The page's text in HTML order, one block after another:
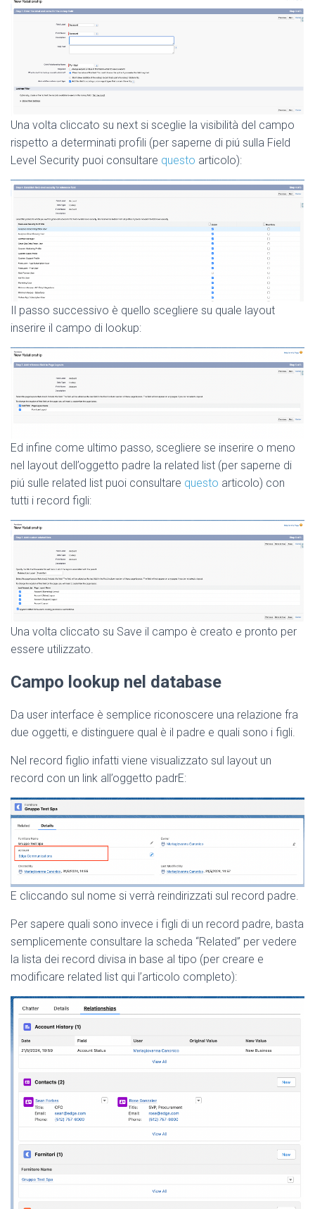
Una volta cliccato su next si sceglie la visibilità del campo
rispetto a determinati profili (per saperne di piú sulla Field
Level Security puoi consultare questo articolo):
Il passo successivo è quello scegliere su quale layout
inserire il campo di lookup:
Ed infine come ultimo passo, scegliere se inserire o meno
nel layout dell’oggetto padre la related list (per saperne di
piú sulle related list puoi consultare questo articolo) con
tutti i record figli:
Una volta cliccato su Save il campo è creato e pronto per
essere utilizzato.
Campo lookup nel database
Da user interface è semplice riconoscere una relazione fra
due oggetti, e distinguere qual è il padre e quali sono i figli.
Nel record figlio infatti viene visualizzato sul layout un
record con un link all’oggetto padrE:
E cliccando sul nome si verrà reindirizzati sul record padre.
Per sapere quali sono invece i figli di un record padre, basta
semplicemente consultare la scheda “Related” per vedere
la lista dei record divisa in base al tipo (per creare e
modificare related list qui l’articolo completo):